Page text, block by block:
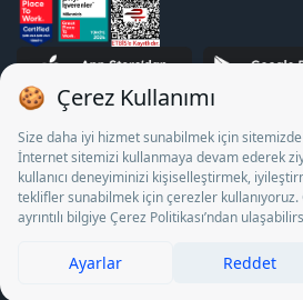
STJ Human Resources
Private Employment Agency to
12/05/2028, Turkey Employment
and 18095710 numbered decision
document No. 1078 operates
it is forbidden to charge fees from